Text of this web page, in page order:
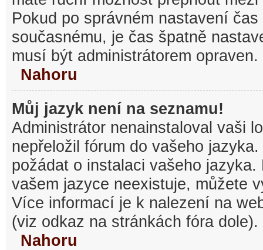
Pokud po správném nastavení
současnému, je čas špatně
musí být administrátorem opraven.
Nahoru
Můj jazyk není na seznamu!
Administrátor nenainstaloval vaši
nepřeložil fórum do vašeho
požádat o instalaci vašeho
vašem jazyce neexistuje, můžete
Více informací je k nalezení na
(viz odkaz na stránkách fóra dole).
Nahoru